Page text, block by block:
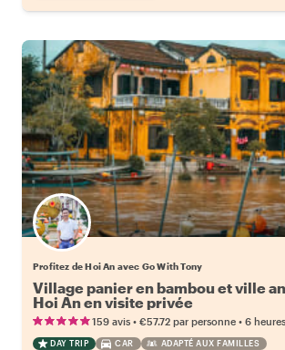
Profitez de Hoi An avec Go With Tony
Village panier en bambou et ville
Hoi An en visite privée
159 avis • €57.72 par personne • 6 heures
DAY TRIP CAR ADAPTÉ AUX FAMILLES